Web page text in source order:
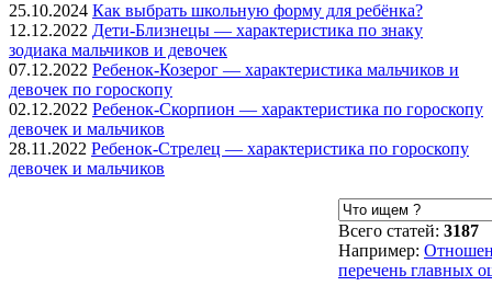
25.10.2024 Как выбрать школьную форму для ребёнка?
12.12.2022 Дети-Близнецы — характеристика по знаку
зодиака мальчиков и девочек
07.12.2022 Ребенок-Козерог — характеристика мальчиков и
девочек по гороскопу
02.12.2022 Ребенок-Скорпион — характеристика по гороскопу
девочек и мальчиков
28.11.2022 Ребенок-Стрелец — характеристика по гороскопу
девочек и мальчиков
Всего статей: 3187
Например:
перечень главных